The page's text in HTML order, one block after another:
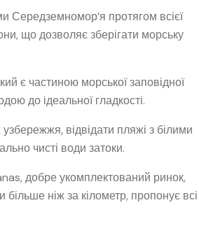
Середземномор’я протягом всієї
що дозволяє зберігати морську
є частиною морської заповідної
до ідеальної гладкості.
відвідати пляжі з білими
чисті води затоки.
добре укомплектований ринок,
більше ніж за кілометр, пропонує всі